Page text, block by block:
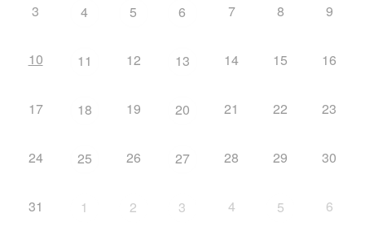
3 4 5 6 7 8 9
10 11 12 13 14 15 16
17 18 19 20 21 22 23
24 25 26 27 28 29 30
31 1 2 3 4 5 6